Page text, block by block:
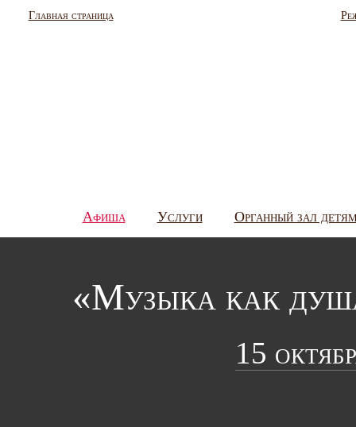
Главная страница
Афиша Услуги Органный зал
«Музыка как
15